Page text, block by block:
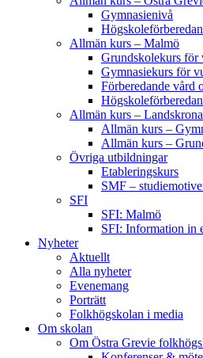
Gymnasienivå
Allmän kurs – Malmö
Grundskolekurs för
Gymnasiekurs för
Förberedande vård
Allmän kurs – Landskrona
Allmän kurs –
Allmän kurs –
Övriga utbildningar
Etableringskurs
SMF –
SFI
SFI: Malmö
SFI: Information in
Nyheter
Aktuellt
Alla nyheter
Evenemang
Porträtt
Folkhögskolan i media
Om skolan
Om Östra Grevie